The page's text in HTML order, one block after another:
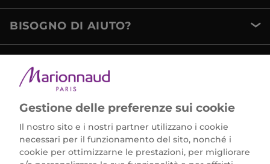
BISOGNO DI AIUTO?
Gestione delle preferenze sui cookie
Il nostro sito e i nostri partner utilizzano i cookie
necessari per il funzionamento del sito, nonché i
cookie per ottimizzarne le prestazioni, per migliorare